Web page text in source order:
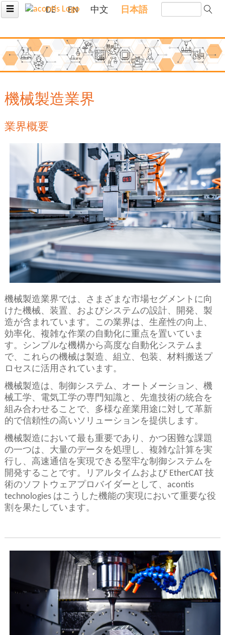
☰ DE EN 中文 日本語
機械製造業界
業界概要
機械製造業界では、さまざまな市場セグメントに向
けた機械、装置、およびシステムの設計、開発、製
造が含まれています。この業界は、生産性の向上、
効率化、複雑な作業の自動化に重点を置いていま
す。シンプルな機構から高度な自動化システムま
で、これらの機械は製造、組立、包装、材料搬送プ
ロセスに活用されています。
機械製造は、制御システム、オートメーション、機
械工学、電気工学の専門知識と、先進技術の統合を
組み合わせることで、多様な産業用途に対して革新
的で信頼性の高いソリューションを提供します。
機械製造において最も重要であり、かつ困難な課題
の一つは、大量のデータを処理し、複雑な計算を実
行し、高速通信を実現できる堅牢な制御システムを
開発することです。リアルタイムおよび EtherCAT 技
術のソフトウェアプロバイダーとして、acontis
technologies はこうした機能の実現において重要な役
割を果たしています。